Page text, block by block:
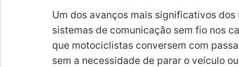
Um dos avanços mais significativos
sistemas de comunicação sem fio nos
que motociclistas conversem com
sem a necessidade de parar o veículo